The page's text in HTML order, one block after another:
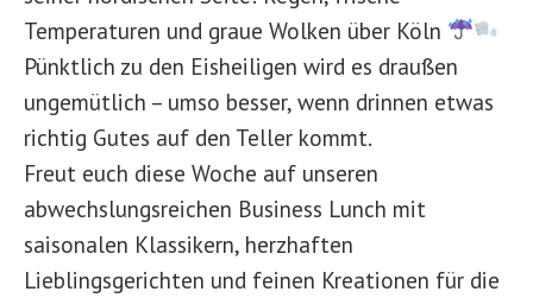
Temperaturen und graue Wolken über Köln
Pünktlich zu den Eisheiligen wird es draußen
ungemütlich – umso besser, wenn drinnen etwas
richtig Gutes auf den Teller kommt.
Freut euch diese Woche auf unseren
abwechslungsreichen Business Lunch mit
saisonalen Klassikern, herzhaften
Lieblingsgerichten und feinen Kreationen für die